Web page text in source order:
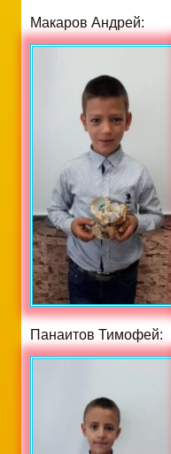
Макаров Андрей:
Панаитов Тимофей: